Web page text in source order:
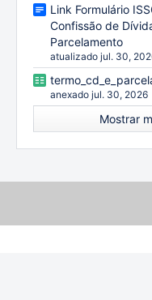
Link Formulário
Confissão de
Parcelamento
atualizado jul. 30,
anexado jul. 30, 2026
Mostrar